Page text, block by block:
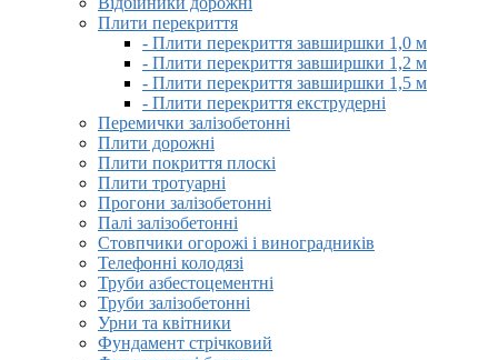
Плити перекриття
- Плити перекриття завширшки 1,0 м
- Плити перекриття завширшки 1,2 м
- Плити перекриття завширшки 1,5 м
- Плити перекриття екструдерні
Перемички залізобетонні
Плити дорожні
Плити покриття плоскі
Плити тротуарні
Прогони залізобетонні
Палі залізобетонні
Стовпчики огорожі і виноградників
Телефонні колодязі
Труби азбестоцементні
Труби залізобетонні
Урни та квітники
Фундамент стрічковий